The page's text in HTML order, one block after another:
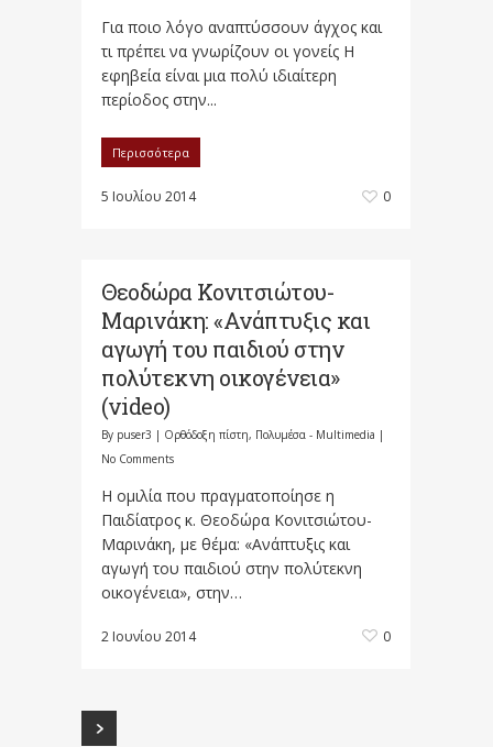
Για ποιο λόγο αναπτύσσουν άγχος και
τι πρέπει να γνωρίζουν οι γονείς Η
εφηβεία είναι μια πολύ ιδιαίτερη
περίοδος στην...
Περισσότερα
5 Ιουλίου 2014 0
Θεοδώρα Κονιτσιώτου-
Μαρινάκη: «Ανάπτυξις και
αγωγή του παιδιού στην
πολύτεκνη οικογένεια»
(video)
By puser3 | Ορθόδοξη πίστη, Πολυμέσα - Multimedia |
No Comments
Η ομιλία που πραγματοποίησε η
Παιδίατρος κ. Θεοδώρα Κονιτσιώτου-
Μαρινάκη, με θέμα: «Ανάπτυξις και
αγωγή του παιδιού στην πολύτεκνη
οικογένεια», στην…
2 Ιουνίου 2014 0